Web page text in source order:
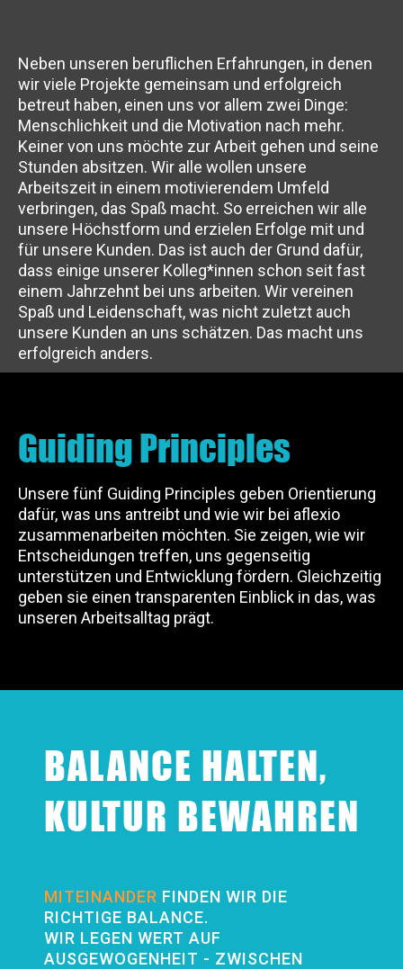
Neben unseren beruflichen Erfahrungen, in denen
wir viele Projekte gemeinsam und erfolgreich
betreut haben, einen uns vor allem zwei Dinge:
Menschlichkeit und die Motivation nach mehr.
Keiner von uns möchte zur Arbeit gehen und seine
Stunden absitzen. Wir alle wollen unsere
Arbeitszeit in einem motivierendem Umfeld
verbringen, das Spaß macht. So erreichen wir alle
unsere Höchstform und erzielen Erfolge mit und
für unsere Kunden. Das ist auch der Grund dafür,
dass einige unserer Kolleg*innen schon seit fast
einem Jahrzehnt bei uns arbeiten. Wir vereinen
Spaß und Leidenschaft, was nicht zuletzt auch
unsere Kunden an uns schätzen. Das macht uns
erfolgreich anders.
Guiding Principles
Unsere fünf Guiding Principles geben Orientierung
dafür, was uns antreibt und wie wir bei aflexio
zusammenarbeiten möchten. Sie zeigen, wie wir
Entscheidungen treffen, uns gegenseitig
unterstützen und Entwicklung fördern. Gleichzeitig
geben sie einen transparenten Einblick in das, was
unseren Arbeitsalltag prägt.
BALANCE HALTEN,
KULTUR BEWAHREN
MITEINANDER FINDEN WIR DIE
RICHTIGE BALANCE.
WIR LEGEN WERT AUF
AUSGEWOGENHEIT - ZWISCHEN